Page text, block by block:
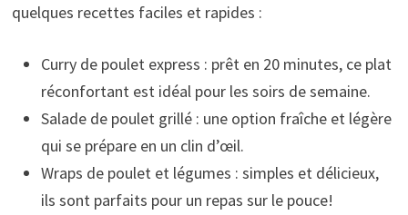
quelques recettes faciles et rapides :
Curry de poulet express : prêt en 20 minutes, ce plat
réconfortant est idéal pour les soirs de semaine.
Salade de poulet grillé : une option fraîche et légère
qui se prépare en un clin d’œil.
Wraps de poulet et légumes : simples et délicieux,
ils sont parfaits pour un repas sur le pouce!